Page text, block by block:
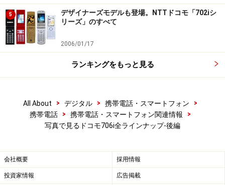
5
デザイナーズモデルも登場。NTTドコモ「702iシ
リーズ」のすべて
2006/01/17
ランキングをもっと見る
All About > デジタル > 携帯電話・スマートフォン
>
携帯電話
> 携帯電話・スマートフォン関連情報
>
写真で見るドコモ706i全ラインナップ-後編
会社概要 採用情報
投資家情報 広告掲載